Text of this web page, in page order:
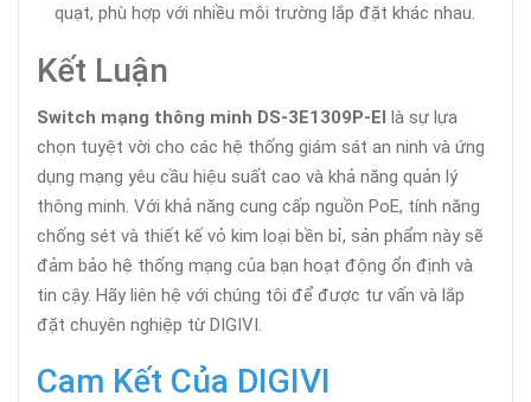
quạt, phù hợp với nhiều môi trường lắp đặt khác nhau.
Kết Luận
Switch mạng thông minh DS-3E1309P-EI là sự lựa
chọn tuyệt vời cho các hệ thống giám sát an ninh và ứng
dụng mạng yêu cầu hiệu suất cao và khả năng quản lý
thông minh. Với khả năng cung cấp nguồn PoE, tính năng
chống sét và thiết kế vỏ kim loại bền bỉ, sản phẩm này sẽ
đảm bảo hệ thống mạng của bạn hoạt động ổn định và
tin cậy. Hãy liên hệ với chúng tôi để được tư vấn và lắp
đặt chuyên nghiệp từ DIGIVI.
Cam Kết Của DIGIVI